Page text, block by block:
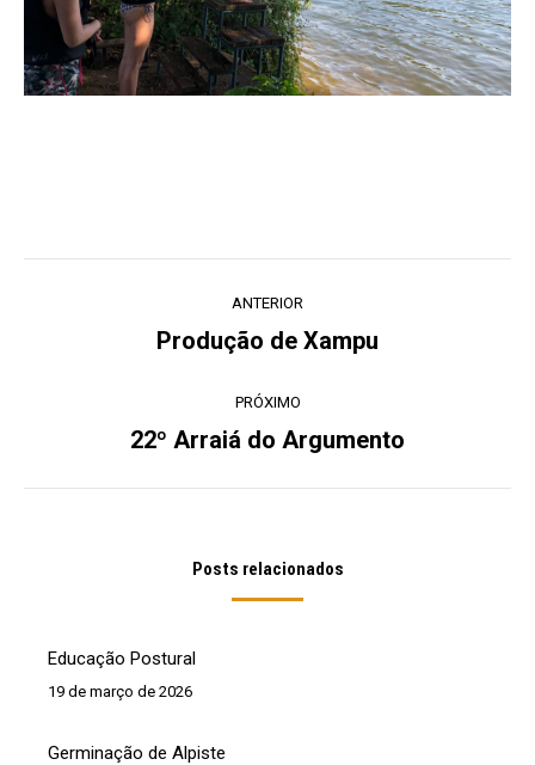
ANTERIOR
Post
Produção de Xampu
PRÓXIMO
Próximo
22º Arraiá do Argumento
Posts relacionados
Educação Postural
19 de março de 2026
Germinação de Alpiste